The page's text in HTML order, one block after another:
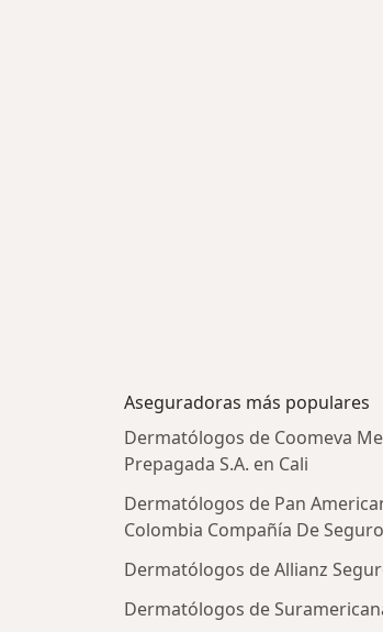
Aseguradoras más populares
Dermatólogos de Coomeva
Prepagada S.A. en Cali
Dermatólogos de Pan
Colombia Compañía De
Dermatólogos de Allianz
Dermatólogos de